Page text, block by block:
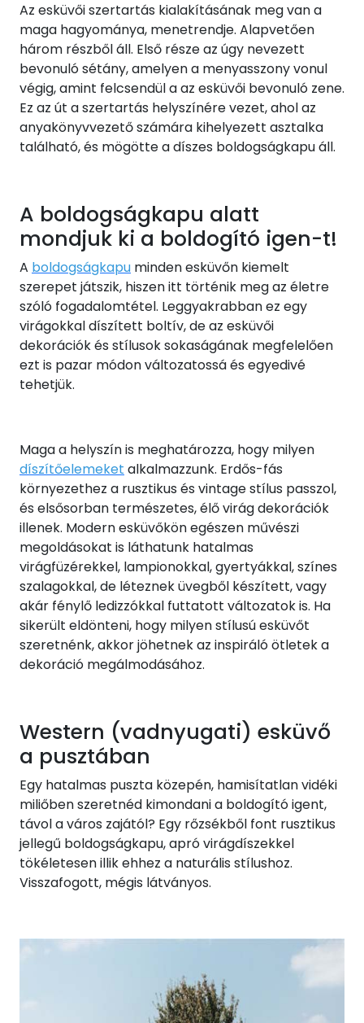
Az esküvői szertartás kialakításának meg van a
maga hagyománya, menetrendje. Alapvetően
három részből áll. Első része az úgy nevezett
bevonuló sétány, amelyen a menyasszony vonul
végig, amint felcsendül a az esküvői bevonuló zene.
Ez az út a szertartás helyszínére vezet, ahol az
anyakönyvvezető számára kihelyezett asztalka
található, és mögötte a díszes boldogságkapu áll.
A boldogságkapu alatt
mondjuk ki a boldogító igen-t!
A boldogságkapu minden esküvőn kiemelt
szerepet játszik, hiszen itt történik meg az életre
szóló fogadalomtétel. Leggyakrabban ez egy
virágokkal díszített boltív, de az esküvői
dekorációk és stílusok sokaságának megfelelően
ezt is pazar módon változatossá és egyedivé
tehetjük.
Maga a helyszín is meghatározza, hogy milyen
díszítőelemeket alkalmazzunk. Erdős-fás
környezethez a rusztikus és vintage stílus passzol,
és elsősorban természetes, élő virág dekorációk
illenek. Modern esküvőkön egészen művészi
megoldásokat is láthatunk hatalmas
virágfüzérekkel, lampionokkal, gyertyákkal, színes
szalagokkal, de léteznek üvegből készített, vagy
akár fénylő ledizzókkal futtatott változatok is. Ha
sikerült eldönteni, hogy milyen stílusú esküvőt
szeretnénk, akkor jöhetnek az inspiráló ötletek a
dekoráció megálmodásához.
Western (vadnyugati) esküvő
a pusztában
Egy hatalmas puszta közepén, hamisítatlan vidéki
miliőben szeretnéd kimondani a boldogító igent,
távol a város zajától? Egy rőzsékből font rusztikus
jellegű boldogságkapu, apró virágdíszekkel
tökéletesen illik ehhez a naturális stílushoz.
Visszafogott, mégis látványos.